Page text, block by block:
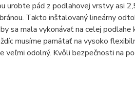
urobte pád z podlahovej vrstvy asi
Takto inštalovaný lineárny
by sa mala vykonávať na celej podlahe
musíme pamätať na vysoko
veľmi odolný. Kvôli bezpečnosti na